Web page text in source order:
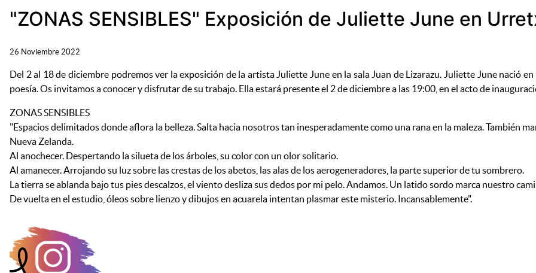
"ZONAS SENSIBLES" Exposición de Juliette June en
26 Noviembre 2022
Del 2 al 18 de diciembre podremos ver la exposición de la artista Juliette June en la sala Juan de Lizarazu. Juliette June nació
poesía. Os invitamos a conocer y disfrutar de su trabajo. Ella estará presente el 2 de diciembre a las 19:00, en el acto de
ZONAS SENSIBLES
"Espacios delimitados donde aflora la belleza. Salta hacia nosotros tan inesperadamente como una rana en la maleza. También
Nueva Zelanda.
Al anochecer. Despertando la silueta de los árboles, su color con un olor solitario.
Al amanecer. Arrojando su luz sobre las crestas de los abetos, las alas de los aerogeneradores, la parte superior de tu sombrero.
La tierra se ablanda bajo tus pies descalzos, el viento desliza sus dedos por mi pelo. Andamos. Un latido sordo marca nuestro
De vuelta en el estudio, óleos sobre lienzo y dibujos en acuarela intentan plasmar este misterio. Incansablemente".